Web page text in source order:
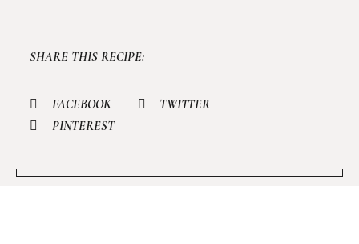
SHARE THIS RECIPE:
FACEBOOK
TWITTER
PINTEREST